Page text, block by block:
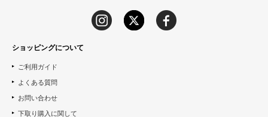
ショッピングについて
ご利用ガイド
よくある質問
お問い合わせ
下取り購入に関して